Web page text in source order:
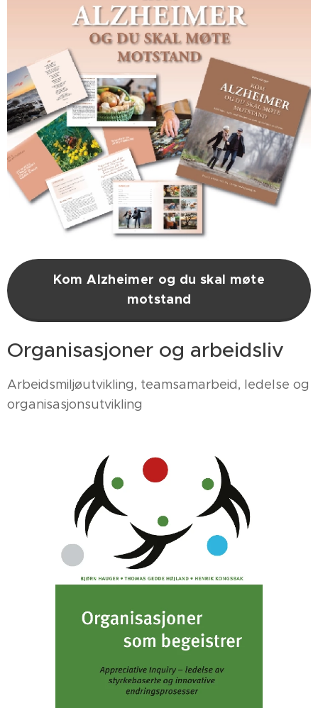
Kom Alzheimer og du skal møte
motstand
Organisasjoner og arbeidsliv
Arbeidsmiljøutvikling, teamsamarbeid, ledelse og
organisasjonsutvikling